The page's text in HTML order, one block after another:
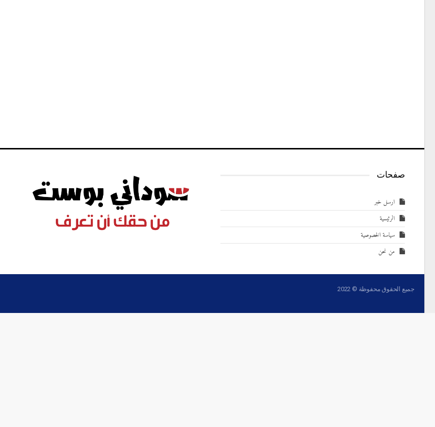
صفحات
ارسل خبر
الرئيسية
سياسة الخصوصية
من نحن
جميع الحقوق محفوظة © 2022